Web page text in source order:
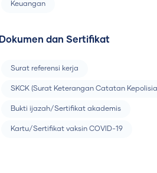
Keuangan
Dokumen dan Sertifikat
Surat referensi kerja
SKCK (Surat Keterangan Catatan
Bukti ijazah/Sertifikat akademis
Kartu/Sertifikat vaksin COVID-19